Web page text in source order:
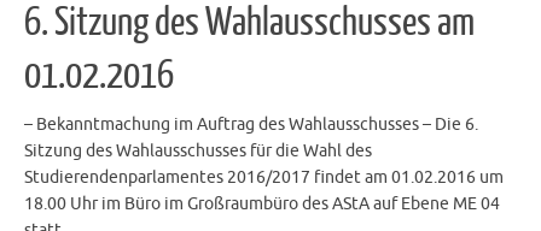
6. Sitzung des Wahlausschusses am
01.02.2016
– Bekanntmachung im Auftrag des Wahlausschusses – Die 6.
Sitzung des Wahlausschusses für die Wahl des
Studierendenparlamentes 2016/2017 findet am 01.02.2016 um
18.00 Uhr im Büro im Großraumbüro des AStA auf Ebene ME 04